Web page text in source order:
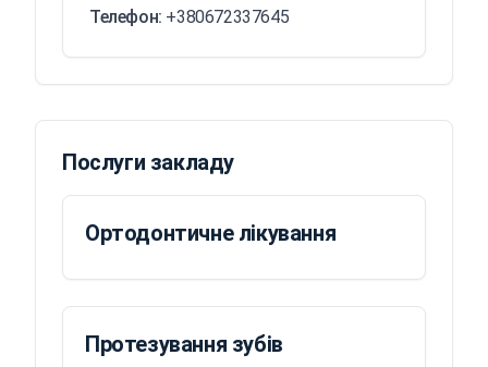
Телефон: +380672337645
Послуги закладу
Ортодонтичне лікування
Протезування зубів